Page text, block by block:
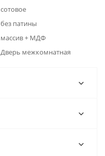
сотовое
без патины
массив + МДФ
Дверь межкомнатная